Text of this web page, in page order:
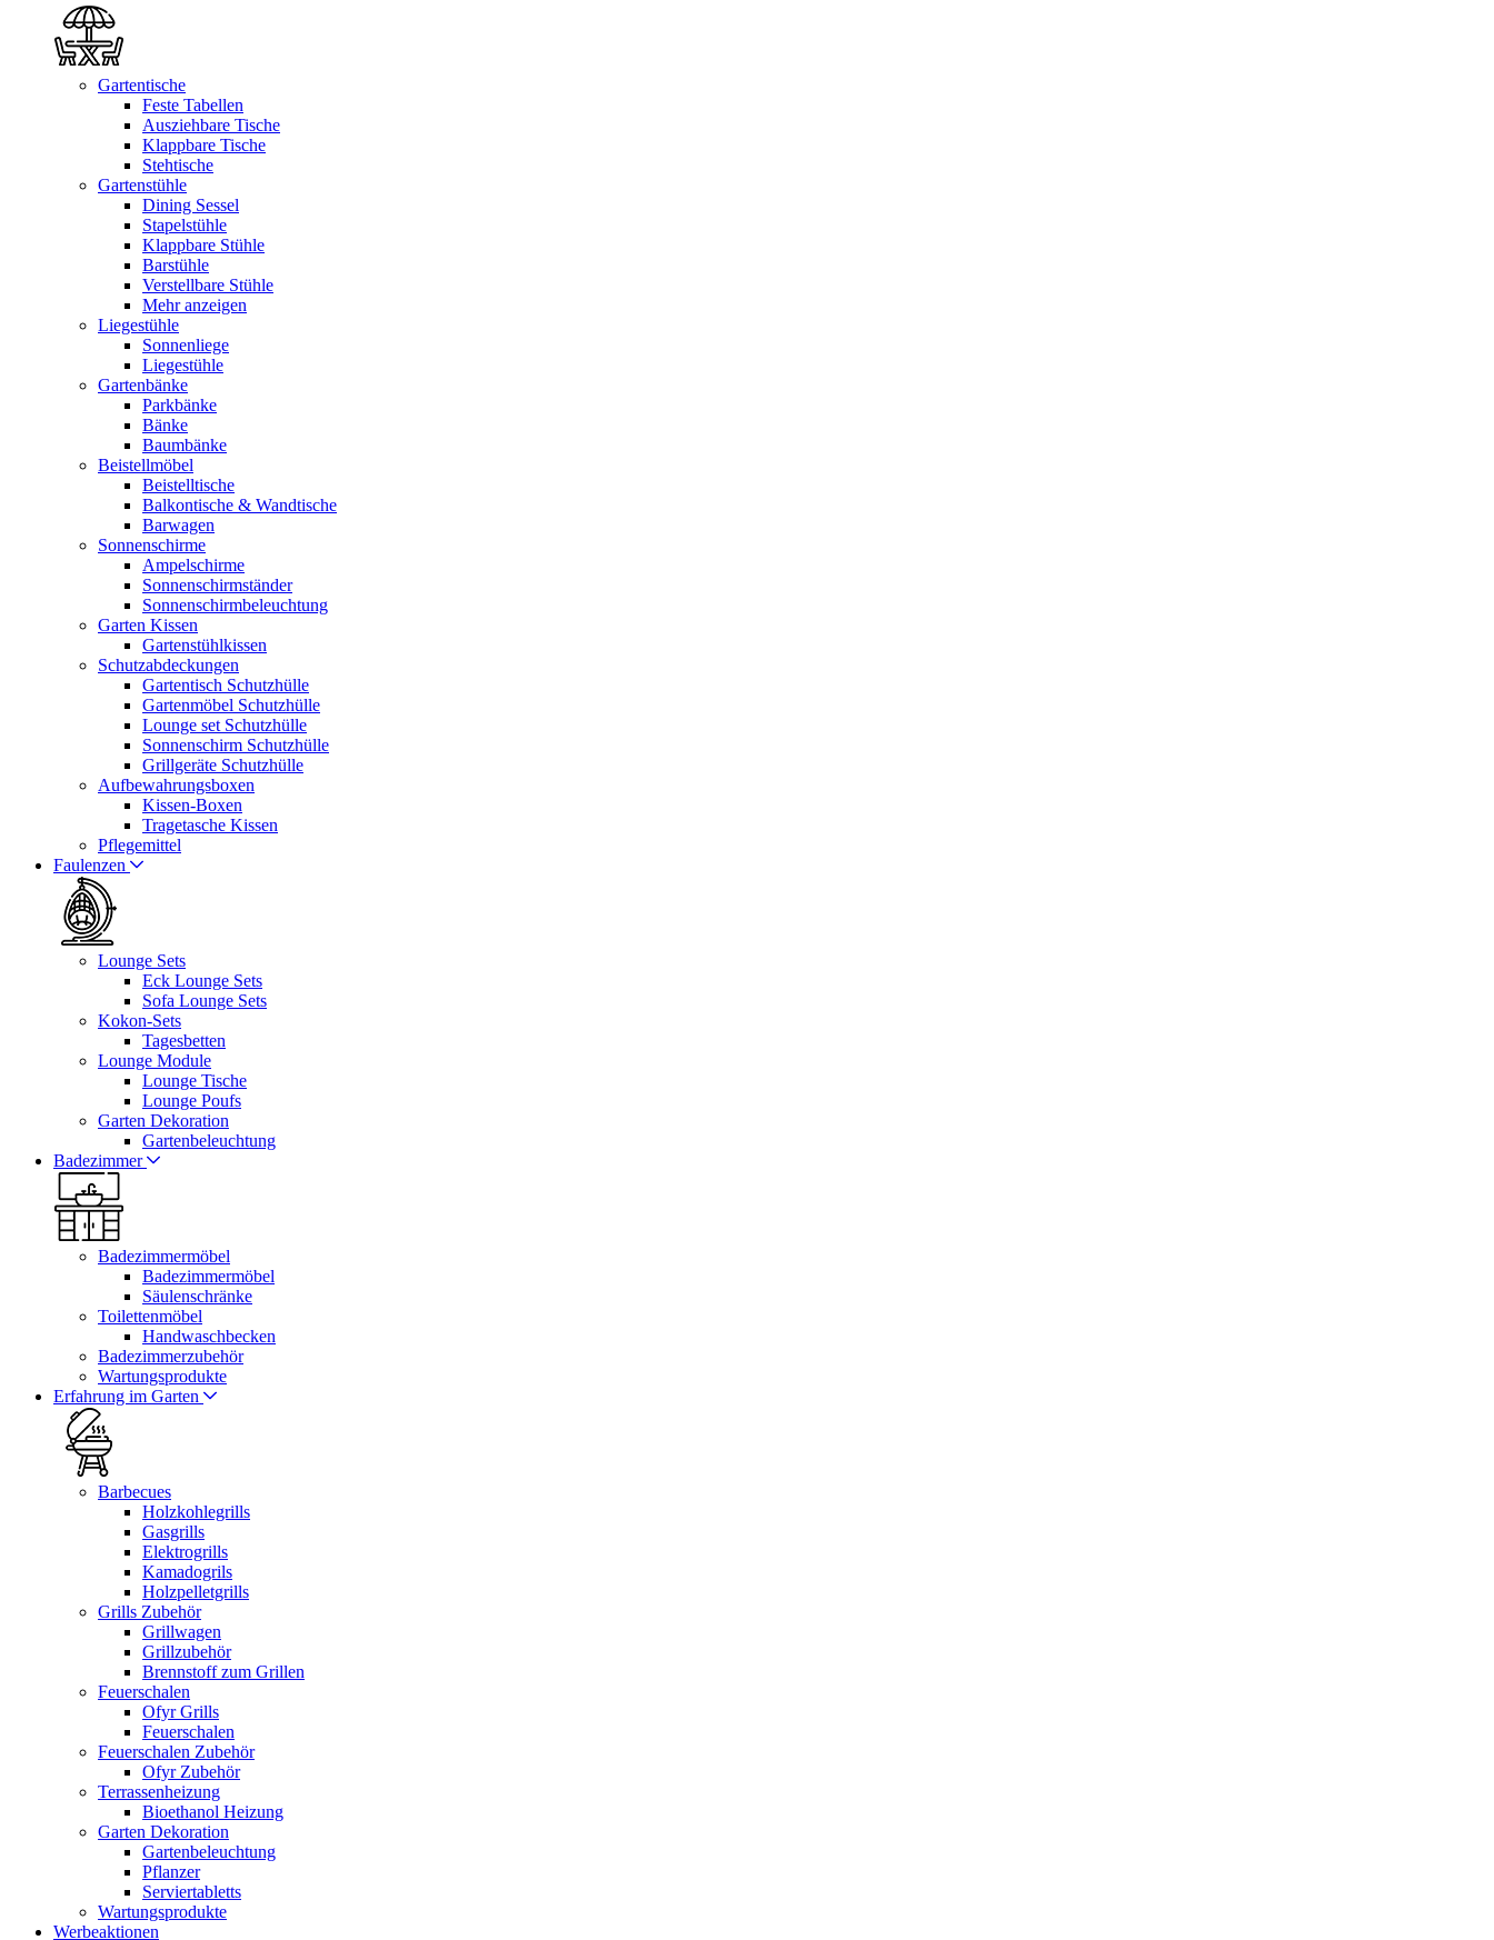
Gartentische
Feste Tabellen
Ausziehbare Tische
Klappbare Tische
Stehtische
Gartenstühle
Dining Sessel
Stapelstühle
Klappbare Stühle
Barstühle
Verstellbare Stühle
Mehr anzeigen
Liegestühle
Sonnenliege
Liegestühle
Gartenbänke
Parkbänke
Bänke
Baumbänke
Beistellmöbel
Beistelltische
Balkontische & Wandtische
Barwagen
Sonnenschirme
Ampelschirme
Sonnenschirmständer
Sonnenschirmbeleuchtung
Garten Kissen
Gartenstühlkissen
Schutzabdeckungen
Gartentisch Schutzhülle
Gartenmöbel Schutzhülle
Lounge set Schutzhülle
Sonnenschirm Schutzhülle
Grillgeräte Schutzhülle
Aufbewahrungsboxen
Kissen-Boxen
Tragetasche Kissen
Pflegemittel
Faulenzen
Lounge Sets
Eck Lounge Sets
Sofa Lounge Sets
Kokon-Sets
Tagesbetten
Lounge Module
Lounge Tische
Lounge Poufs
Garten Dekoration
Gartenbeleuchtung
Badezimmer
Badezimmermöbel
Badezimmermöbel
Säulenschränke
Toilettenmöbel
Handwaschbecken
Badezimmerzubehör
Wartungsprodukte
Erfahrung im Garten
Barbecues
Holzkohlegrills
Gasgrills
Elektrogrills
Kamadogrils
Holzpelletgrills
Grills Zubehör
Grillwagen
Grillzubehör
Brennstoff zum Grillen
Feuerschalen
Ofyr Grills
Feuerschalen
Feuerschalen Zubehör
Ofyr Zubehör
Terrassenheizung
Bioethanol Heizung
Garten Dekoration
Gartenbeleuchtung
Pflanzer
Serviertabletts
Wartungsprodukte
Werbeaktionen